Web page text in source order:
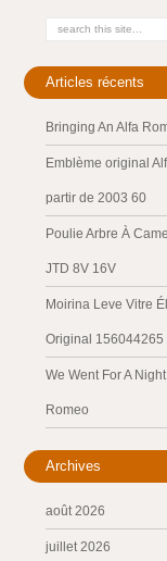
Articles récents
Bringing An Alfa
Emblème original
partir de 2003 60
Poulie Arbre À
JTD 8V 16V
Moirina Leve Vitre
Original 156044265
We Went For A
Romeo
Archives
août 2026
juillet 2026